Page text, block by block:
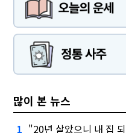
많이 본 뉴스
1 "20년 살았으니 내 집